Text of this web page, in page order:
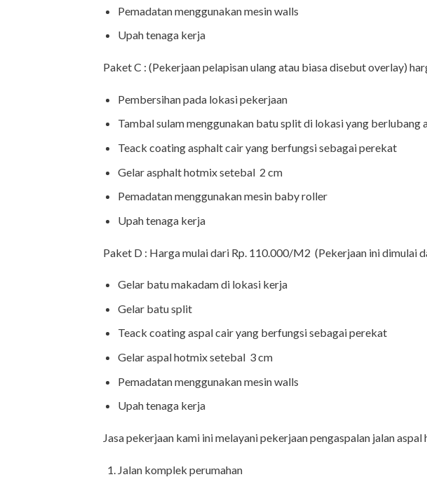
Pemadatan menggunakan mesin walls
Upah tenaga kerja
Paket C : (Pekerjaan pelapisan ulang atau biasa disebut overlay)
Pembersihan pada lokasi pekerjaan
Tambal sulam menggunakan batu split di lokasi yang berlubang
Teack coating asphalt cair yang berfungsi sebagai perekat
Gelar asphalt hotmix setebal 2 cm
Pemadatan menggunakan mesin baby roller
Upah tenaga kerja
Paket D : Harga mulai dari Rp. 110.000/M2 (Pekerjaan ini dimulai
Gelar batu makadam di lokasi kerja
Gelar batu split
Teack coating aspal cair yang berfungsi sebagai perekat
Gelar aspal hotmix setebal 3 cm
Pemadatan menggunakan mesin walls
Upah tenaga kerja
Jasa pekerjaan kami ini melayani pekerjaan pengaspalan jalan
Jalan komplek perumahan